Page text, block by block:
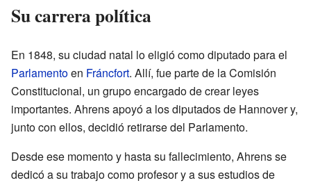
Su carrera política
En 1848, su ciudad natal lo eligió como diputado para el
Parlamentoen Fráncfort. Allí, fue parte de la Comisión
Constitucional, un grupo encargado de crear leyes
importantes. Ahrens apoyó a los diputados de Hannover y,
junto con ellos, decidió retirarse del Parlamento.
Desde ese momento y hasta su fallecimiento, Ahrens se
dedicó a su trabajo como profesor y a sus estudios de